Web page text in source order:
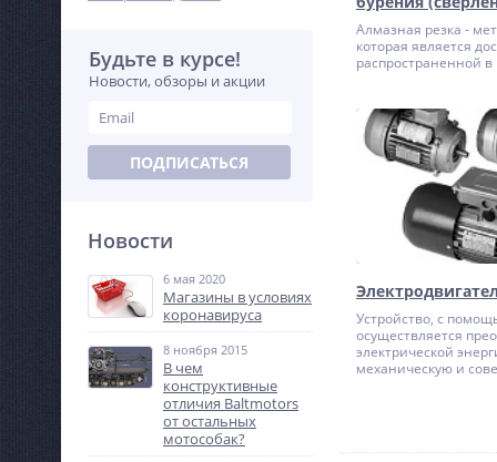
Будьте в курсе!
Новости, обзоры и акции
ПОДПИСАТЬСЯ
Новости
6 мая 2020
Магазины в условиях
коронавируса
8 ноября 2015
В чем
конструктивные
отличия Baltmotors
от остальных
мотособак?
Алмазная резка -
которая является
распространенной в
коронок с алмазным
При быстром
части материал
мелкие части.
Устройство, с
осуществляется
электрической
механическую и
основан на